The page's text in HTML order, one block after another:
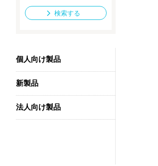
法人向け製品
検索する
個人向け製品
新製品
法人向け製品